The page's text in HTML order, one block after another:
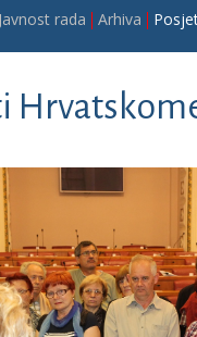
Javnost rada Arhiva